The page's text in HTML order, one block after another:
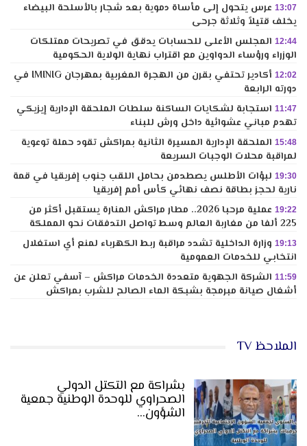
13:07 عرس يتحول إلى مأساة دموية بعد شجار بالأسلحة البيضاء
يخلف قتيلاً وثلاثة جرحى
12:44 المجلس الأعلى للحسابات يدقق في تصريحات ممتلكات
الوزراء ورؤساء الدواوين مع اقتراب نهاية الولاية الحكومية
12:02
أكادير تحتفي بقرن من الهجرة المغربية بمهرجان IMINIG في
دورته الرابعة
11:47 استجابة لشكايات الساكنة سلطات الملحقة الإدارية إيزيكي
تهدم مباني عشوائية داخل ورش للبناء
15:48 الملحقة الإدارية المسيرة الثانية بمراكش تقود حملة توعوية
لمراقبة محلات الوجبات السريعة
19:30 لبؤات الأطلس يصطدمن بحامل اللقب جنوب إفريقيا في قمة
نارية لحجز بطاقة نصف نهائي كأس أمم إفريقيا
19:22
عملية مرحبا 2026.. مطار مراكش المنارة يستقبل أكثر من
225 ألفا من مغاربة العالم وسط تواصل التدفقات نحو المملكة
19:13 وزارة الداخلية تشدد مراقبة ربط الكهرباء لمنع أي استغلال
انتخابي للخدمات العمومية
11:59 الشركة الجهوية متعددة الخدمات مراكش – آسفي تعلن عن
أشغال صيانة مبرمجة بشبكة الماء الصالح للشرب بمراكش
الملاحظ TV
بشراكة مع التكتل الدولي
الصحراوي للوحدة الوطنية جمعية
الشؤون…